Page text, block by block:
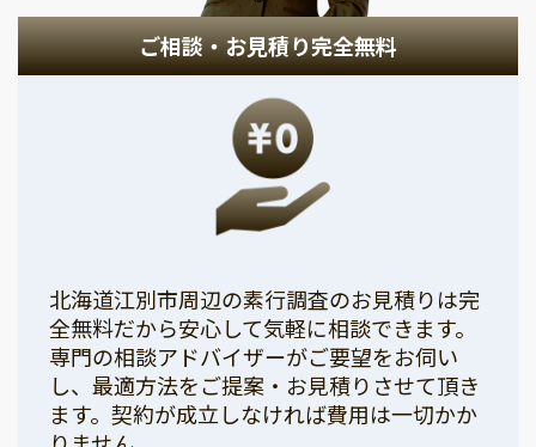
ご相談・お見積り完全無料
北海道江別市周辺の素行調査のお見積りは完
全無料だから安心して気軽に相談できます。
専門の相談アドバイザーがご要望をお伺い
し、最適方法をご提案・お見積りさせて頂き
ます。契約が成立しなければ費用は一切かか